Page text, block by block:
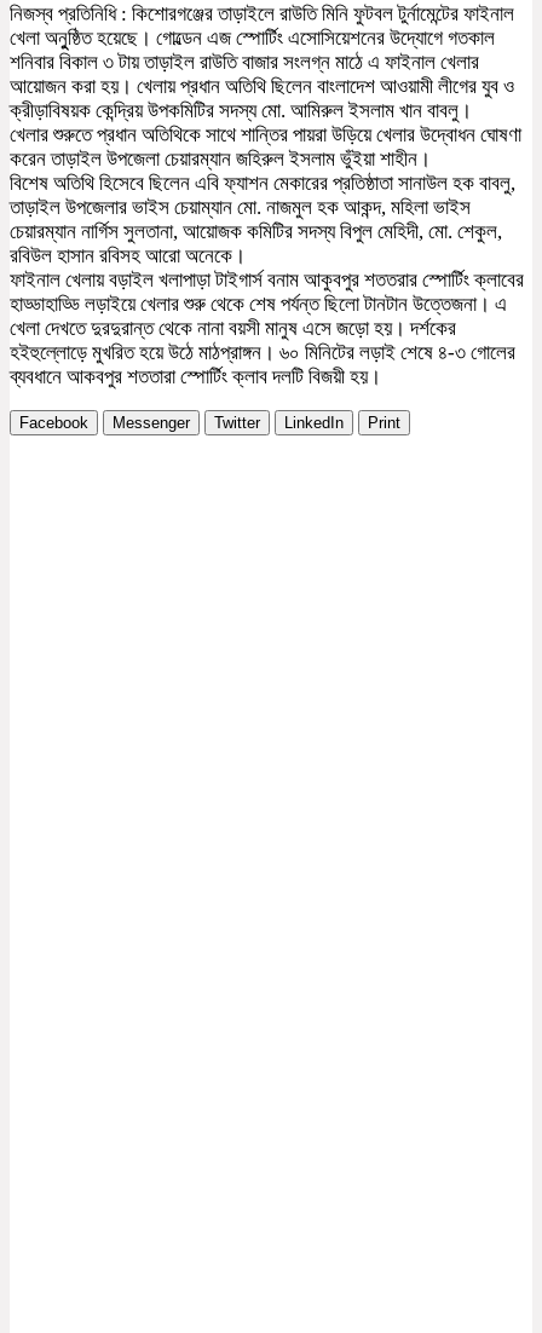
নিজস্ব প্রতিনিধি : কিশোরগঞ্জের তাড়াইলে রাউতি মিনি ফুটবল টুর্নামেন্টের ফাইনাল
খেলা অনুুষ্ঠিত হয়েছে। গোল্ডেন এজ স্পোর্টিং এসোসিয়েশনের উদ্যোগে গতকাল
শনিবার বিকাল ৩ টায় তাড়াইল রাউতি বাজার সংলগ্ন মাঠে এ ফাইনাল খেলার
আয়োজন করা হয়। খেলায় প্রধান অতিথি ছিলেন বাংলাদেশ আওয়ামী লীগের যুব ও
ক্রীড়াবিষয়ক কেন্দ্রিয় উপকমিটির সদস্য মো. আমিরুল ইসলাম খান বাবলু।
খেলার শুরুতে প্রধান অতিথিকে সাথে শান্তির পায়রা উড়িয়ে খেলার উদ্বোধন ঘোষণা
করেন তাড়াইল উপজেলা চেয়ারম্যান জহিরুল ইসলাম ভুঁইয়া শাহীন।
বিশেষ অতিথি হিসেবে ছিলেন এবি ফ্যাশন মেকারের প্রতিষ্ঠাতা সানাউল হক বাবলু,
তাড়াইল উপজেলার ভাইস চেয়াম্যান মো. নাজমুল হক আকন্দ, মহিলা ভাইস
চেয়ারম্যান নার্গিস সুলতানা, আয়োজক কমিটির সদস্য বিপুল মেহিদী, মো. শেকুল,
রবিউল হাসান রবিসহ আরো অনেকে।
ফাইনাল খেলায় বড়াইল খলাপাড়া টাইগার্স বনাম আকুবপুর শততরার স্পোর্টিং ক্লাবের
হাড্ডাহাড্ডি লড়াইয়ে খেলার শুরু থেকে শেষ পর্যন্ত ছিলো টানটান উত্তেজনা। এ
খেলা দেখতে দুরদুরান্ত থেকে নানা বয়সী মানুষ এসে জড়ো হয়। দর্শকের
হইহুল্লোড়ে মুখরিত হয়ে উঠে মাঠপ্রাঙ্গন। ৬০ মিনিটের লড়াই শেষে ৪-৩ গোলের
ব্যবধানে আকবপুর শততারা স্পোর্টিং ক্লাব দলটি বিজয়ী হয়।
Facebook Messenger Twitter LinkedIn Print